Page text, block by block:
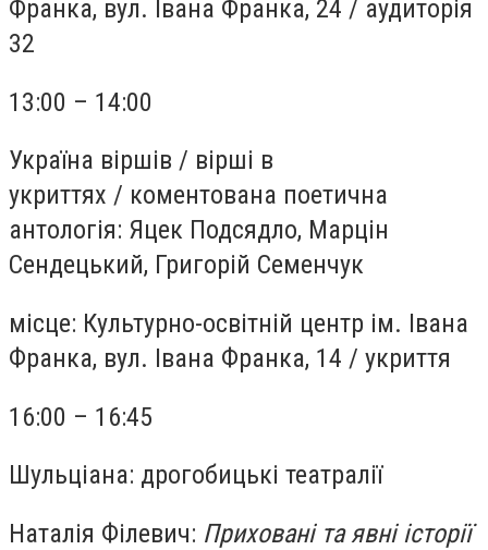
Франка, вул. Івана Франка, 24 / аудиторія
32
13:00 – 14:00
Україна віршів / вірші в
укриттях / коментована поетична
антологія: Яцек Подсядло, Марцін
Сендецький, Григорій Семенчук
місце: Культурно-освітній центр ім. Івана
Франка, вул. Івана Франка, 14 / укриття
16:00 – 16:45
Шульціана: дрогобицькі театралії
Наталія Філевич: Приховані та явні історії